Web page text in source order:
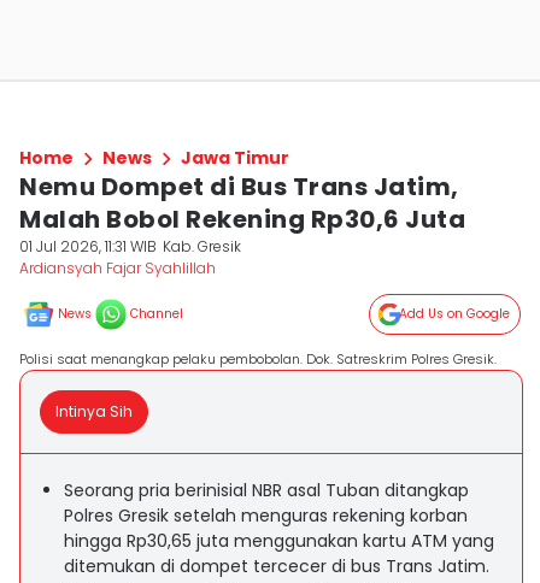
Home News Jawa Timur
Nemu Dompet di Bus Trans Jatim,
Malah Bobol Rekening Rp30,6 Juta
01 Jul 2026, 11:31 WIB Kab. Gresik
Ardiansyah Fajar Syahlillah
News Channel Add Us on Google
Polisi saat menangkap pelaku pembobolan. Dok. Satreskrim Polres Gresik.
Intinya Sih
Seorang pria berinisial NBR asal Tuban ditangkap
Polres Gresik setelah menguras rekening korban
hingga Rp30,65 juta menggunakan kartu ATM yang
ditemukan di dompet tercecer di bus Trans Jatim.